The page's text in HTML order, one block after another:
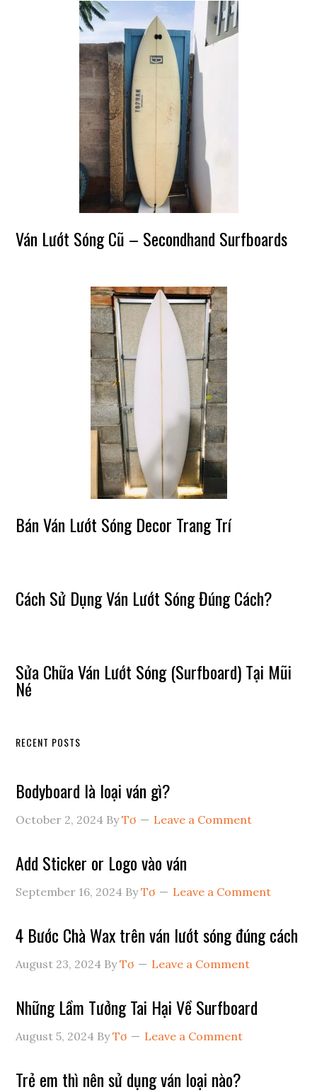
Ván Lướt Sóng Cũ – Secondhand Surfboards
Bán Ván Lướt Sóng Decor Trang Trí
Cách Sử Dụng Ván Lướt Sóng Đúng Cách?
Sửa Chữa Ván Lướt Sóng (Surfboard) Tại Mũi
Né
RECENT POSTS
Bodyboard là loại ván gì?
October 2, 2024 ByTơ Leave a Comment
Add Sticker or Logo vào ván
September 16, 2024 ByTơ Leave a Comment
4 Bước Chà Wax trên ván lướt sóng đúng cách
August 23, 2024 ByTơ Leave a Comment
Những Lầm Tưởng Tai Hại Về Surfboard
August 5, 2024 ByTơ Leave a Comment
Trẻ em thì nên sử dụng ván loại nào?